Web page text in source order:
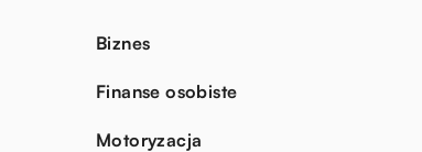
Biznes
Finanse osobiste
Motoryzacja